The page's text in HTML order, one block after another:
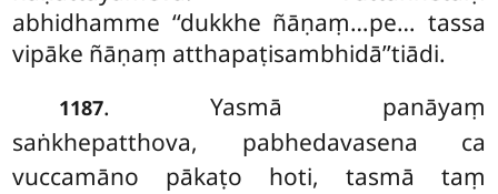
abhidhamme ‘‘dukkhe ñāṇaṃ…pe… tassa
vipāke ñāṇaṃ atthapaṭisambhidā’’tiādi.
1187. Yasmā panāyaṃ
saṅkhepatthova, pabhedavasena ca
vuccamāno pākaṭo hoti, tasmā taṃ